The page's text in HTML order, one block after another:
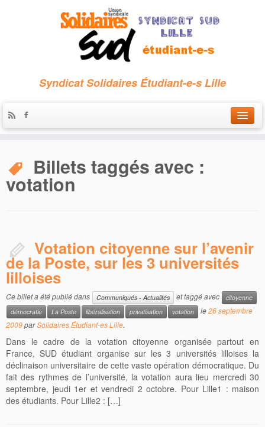
Syndicat Solidaires Étudiant-e-s Lille
Qui sommes-nous ?
Billets taggés avec :
votation
Votation citoyenne sur l’avenir
de la Poste, sur les 3 universités
lilloises
Ce billet a été publié dans Communiqués - Actualités et taggé avec
citoyenne
démocratie
La Poste libéralisation privatisation votation le26 septembre
2009parSolidaires Étudiant-es Lille.
Dans le cadre de la votation citoyenne organisée partout en
France, SUD étudiant organise sur les 3 universités lilloises la
déclinaison universitaire de cette vaste opération démocratique. Du
fait des rythmes de l’université, la votation aura lieu mercredi 30
septembre, jeudi 1er et vendredi 2 octobre. Pour Lille1 : maison
des étudiants. Pour Lille2 : […]